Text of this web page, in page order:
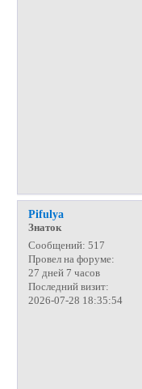
Pifulya
Знаток
Сообщений: 517
Провел на форуме:
27 дней 7 часов
Последний визит:
2026-07-28 18:35:54